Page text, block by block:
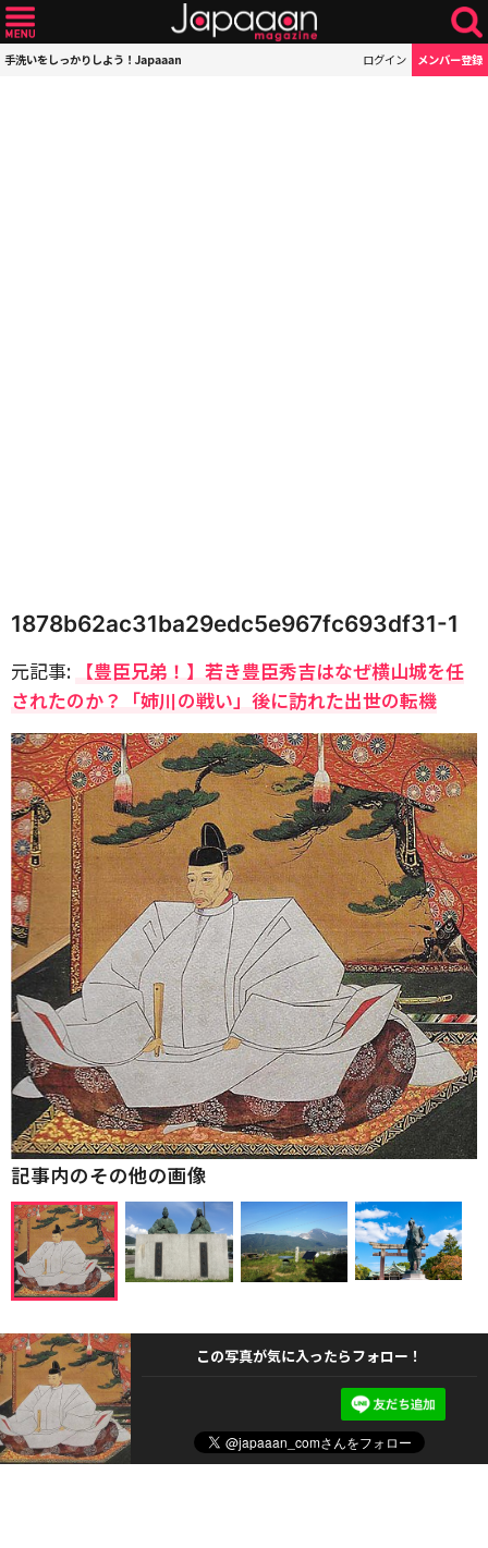
手洗いをしっかりしよう！Japaaan ログイン メンバー登録
1878b62ac31ba29edc5e967fc693df31-1
元記事: 【豊臣兄弟！】若き豊臣秀吉はなぜ横山城を任
されたのか？「姉川の戦い」後に訪れた出世の転機
記事内のその他の画像
この写真が気に入ったらフォロー！